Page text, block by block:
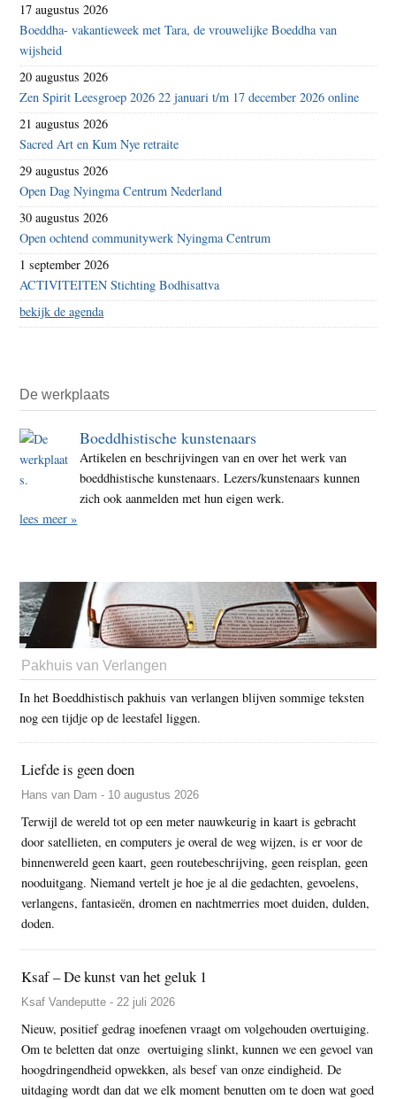
17 augustus 2026
Boeddha- vakantieweek met Tara, de vrouwelijke Boeddha van
wijsheid
20 augustus 2026
Zen Spirit Leesgroep 2026 22 januari t/m 17 december 2026 online
21 augustus 2026
Sacred Art en Kum Nye retraite
29 augustus 2026
Open Dag Nyingma Centrum Nederland
30 augustus 2026
Open ochtend communitywerk Nyingma Centrum
1 september 2026
ACTIVITEITEN Stichting Bodhisattva
bekijk de agenda
De werkplaats
Boeddhistische kunstenaars
Artikelen en beschrijvingen van en over het werk van
boeddhistische kunstenaars. Lezers/kunstenaars kunnen
zich ook aanmelden met hun eigen werk.
lees meer »
Pakhuis van Verlangen
In het Boeddhistisch pakhuis van verlangen blijven sommige teksten
nog een tijdje op de leestafel liggen.
Liefde is geen doen
Hans van Dam - 10 augustus 2026
Terwijl de wereld tot op een meter nauwkeurig in kaart is gebracht
door satellieten, en computers je overal de weg wijzen, is er voor de
binnenwereld geen kaart, geen routebeschrijving, geen reisplan, geen
nooduitgang. Niemand vertelt je hoe je al die gedachten, gevoelens,
verlangens, fantasieën, dromen en nachtmerries moet duiden, dulden,
doden.
Ksaf – De kunst van het geluk 1
Ksaf Vandeputte - 22 juli 2026
Nieuw, positief gedrag inoefenen vraagt om volgehouden overtuiging.
Om te beletten dat onze overtuiging slinkt, kunnen we een gevoel van
hoogdringendheid opwekken, als besef van onze eindigheid. De
uitdaging wordt dan dat we elk moment benutten om te doen wat goed